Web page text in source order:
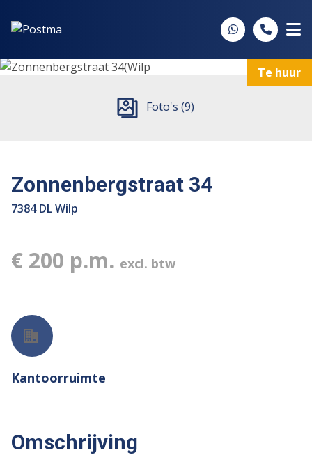
Te huur
Foto's (9)
Zonnenbergstraat 34
7384 DL Wilp
€ 200 p.m. excl. btw
Kantoorruimte
Omschrijving